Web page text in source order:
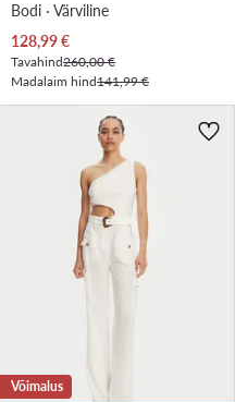
Bodi · Värviline
Praegune hind
128,99€
Tavahind260,00 €
Madalaim hind141,99 €
Võimalus